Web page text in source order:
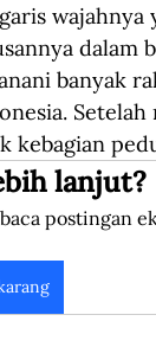
wajahnya
dalam
banyak
kebagian
lanjut?
postingan